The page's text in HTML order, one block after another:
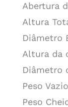
Abertura
Altura
Diâmetro
Altura da
Diâmetro
Peso
Peso